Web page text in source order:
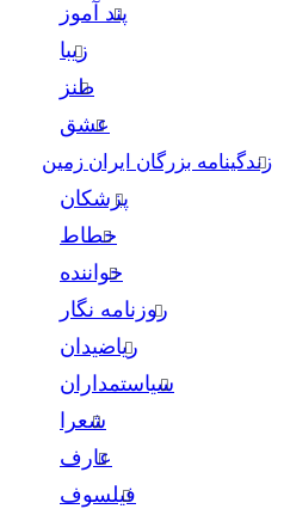
پند آموز
زیبا
طنز
عشق
زندگینامه بزرگان ایران زمین
پزشکان
خطاط
خواننده
روزنامه نگار
ریاضیدان
سیاستمداران
شعرا
عارف
فیلسوف